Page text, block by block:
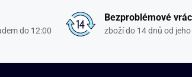
do 12:00
Bezproblémové
zboží do 14 dnů od